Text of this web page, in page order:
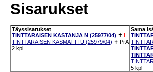
Sisarukset
Täyssisarukset
TINTTARAISEN KASTANJA N (25977/04) ✝ L
TINTTARAISEN KASMATTI U (25979/04) ✝ PrA
2 kpl
Sama
5 kpl